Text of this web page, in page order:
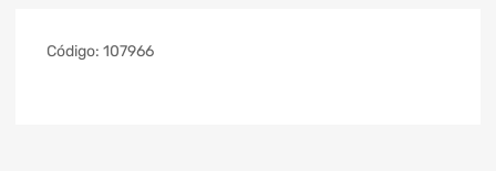
Código: 107966